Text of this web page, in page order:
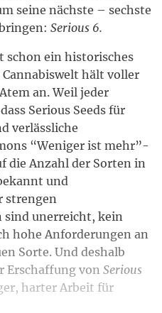
seine nächste – sechste
Serious 6.
schon ein historisches
hält voller
an. Weil jeder
Serious Seeds für
verlässliche
“Weniger ist mehr”-
die Anzahl der Sorten in
und
strengen
unerreicht, kein
hohe Anforderungen an
Sorte. Und deshalb
Erschaffung von Serious
harter Arbeit für